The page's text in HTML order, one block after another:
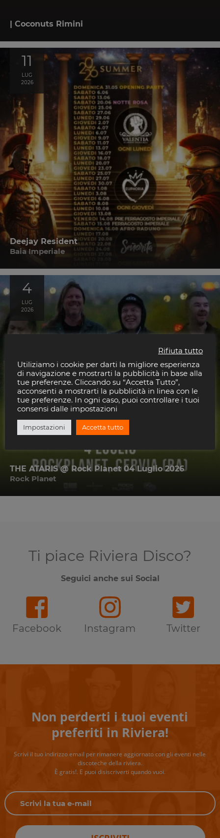
| Coconuts Rimini
11
LUG
2026
Deejay Resident
Baia Imperiale
4
LUG
2026
THE ATARIS @ Rock Planet 04 Luglio 2026
Rock Planet
Ti piace Riviera Disco?
Seguici anche sui Social
Facebook Instagram Twitter
Non perderti i tuoi eventi
preferiti in Riviera!
Scrivi il tuo indirizzo email per rimanere aggiornato con gli eventi nelle
discoteche della riviera.
È gratis!. E puoi disiscriverti quando vuoi.
Rifiuta tutto
Utiliziamo i cookie per darti la migliore esperienza
di navigazione e mostrarti la pubblicità in base alla
tue preferenze. Cliccando su “Accetta Tutto”,
acconsenti a mostrarti la pubblicità in linea con le
tue preferenze. In ogni caso, puoi controllare i tuoi
consensi dalle impostazioni
Impostazioni Accetta tutto